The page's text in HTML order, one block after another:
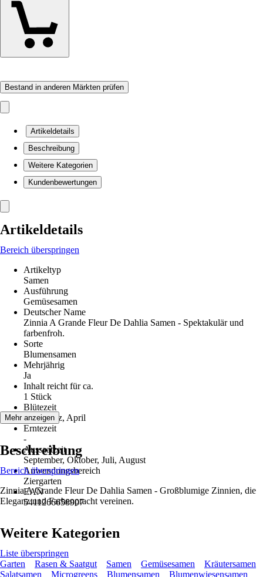
Bestand in anderen Märkten prüfen
Artikeldetails
Beschreibung
Weitere Kategorien
Kundenbewertungen
Artikeldetails
Bereich überspringen
Artikeltyp
Samen
Ausführung
Gemüsesamen
Deutscher Name
Zinnia A Grande Fleur De Dahlia Samen - Spektakulär und
farbenfroh.
Sorte
Blumensamen
Mehrjährig
Ja
Inhalt reicht für ca.
1 Stück
Blütezeit
Mai, März, April
Erntezeit
-
Aussaatzeit
September, Oktober, Juli, August
Anwendungsbereich
Ziergarten
EAN
5411266658907
Mehr anzeigen
Beschreibung
Bereich überspringen
Zinnia A Grande Fleur De Dahlia Samen - Großblumige Zinnien, die
Eleganz und Farbenpracht vereinen.
Weitere Kategorien
Liste überspringen
Garten
Rasen & Saatgut Samen Gemüsesamen
Kräutersamen
Salatsamen
Microgreens Blumensamen Blumenwiesensamen